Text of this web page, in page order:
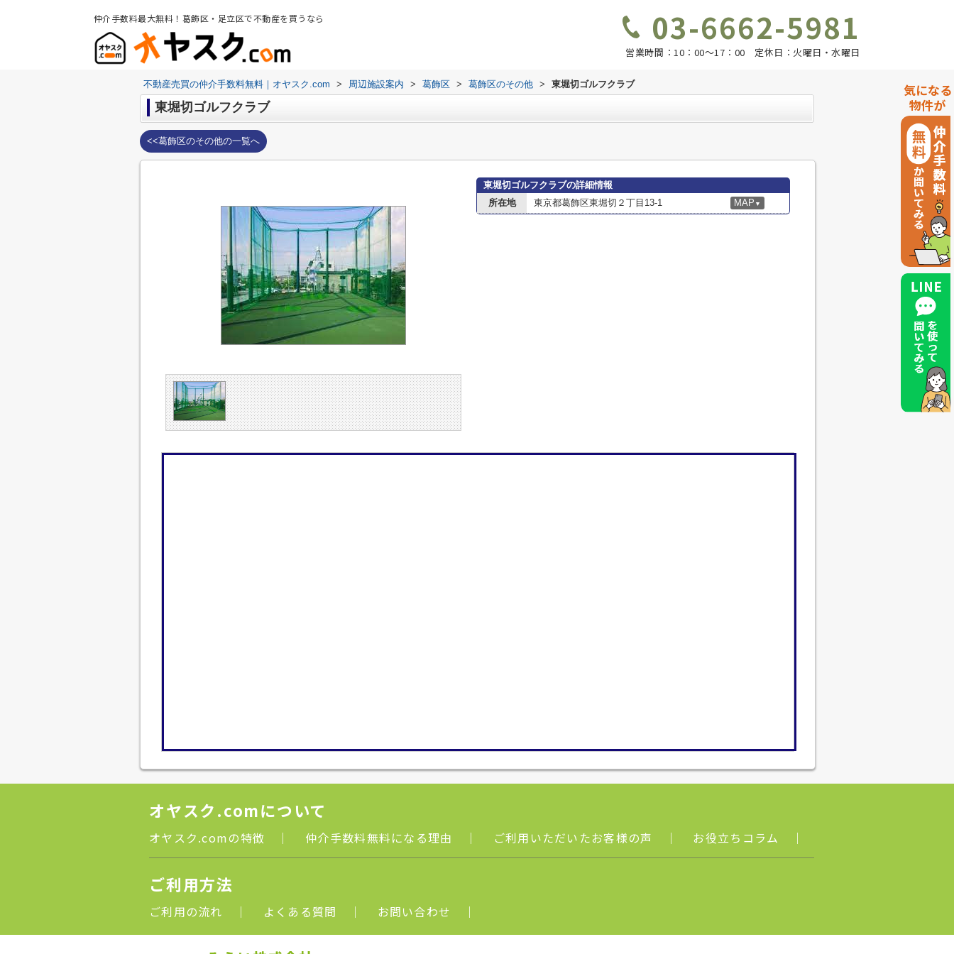
仲介手数料最大無料！葛飾区・足立区で不動産を買うなら 03-6662-5981
営業時間：10：00～17：00 定休日：火曜日・水曜日
不動産売買の仲介手数料無料｜オヤスク.com > 周辺施設案内 > 葛飾区 > 葛飾区のその他 > 東堀切ゴルフクラブ
東堀切ゴルフクラブ
<<葛飾区のその他の一覧へ
東堀切ゴルフクラブの詳細情報
所在地
東京都葛飾区東堀切２丁目13-1 MAP ▼
オヤスク.comについて
オヤスク.comの特徴 ｜ 仲介手数料無料になる理由 ｜ ご利用いただいたお客様の声 ｜ お役立ちコラム ｜
ご利用方法
ご利用の流れ ｜ よくある質問 ｜ お問い合わせ ｜
気になる
物件が